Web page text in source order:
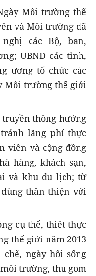
Môi trường thế
và Môi trường đã
các Bộ, ban,
UBND các tỉnh,
ương tổ chức các
Môi trường thế giới
thông hướng
lãng phí thực
viên và cộng đồng
hàng, khách sạn,
và khu du lịch; từ
thân thiện với
cụ thể, thiết thực
thế giới năm 2013
ngày hội sống
trường, thu gom